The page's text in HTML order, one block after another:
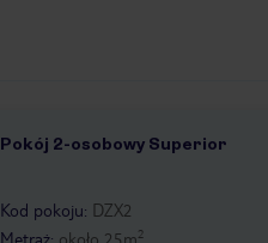
Pokój 2-osobowy Superior
1 / 5
Kod pokoju: DZX2
Metraż: około 25m2